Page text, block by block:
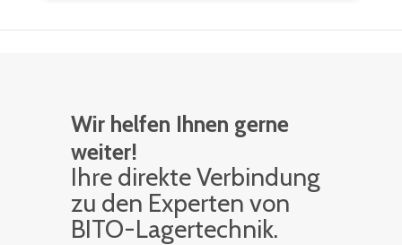
Wir helfen Ihnen gerne
weiter!
Ihre di­rek­te Ver­bin­dung
zu den Ex­per­ten von
BITO-La­ger­tech­nik.